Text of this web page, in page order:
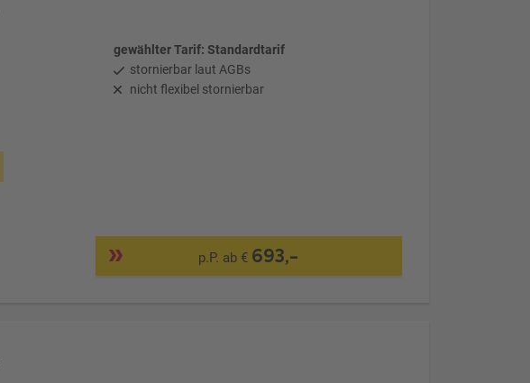
gewählter Tarif: Standardtarif
stornierbar laut AGBs
nicht flexibel stornierbar
p.P. ab € 693,-